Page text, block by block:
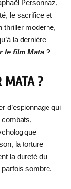
Personnaz,
le sacrifice et
thriller moderne,
la dernière
le film Mata ?
MATA?
d’espionnage qui
combats,
la torture
la dureté du
parfois sombre.